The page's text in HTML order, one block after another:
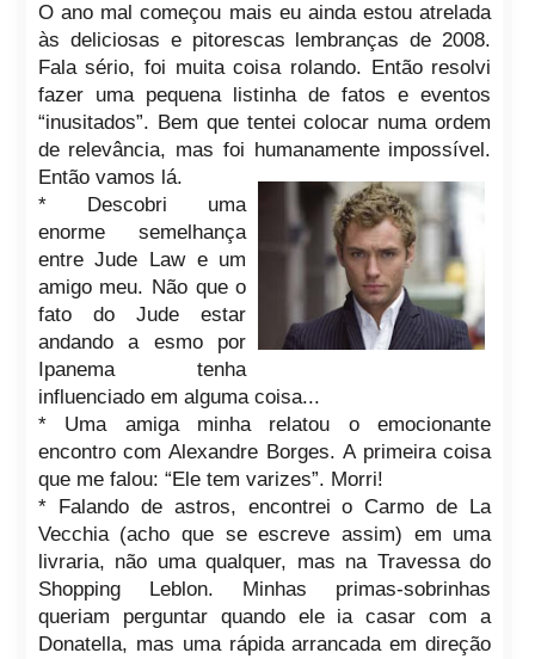
O ano mal começou mais eu ainda estou atrelada
às deliciosas e pitorescas lembranças de 2008.
Fala sério, foi muita coisa rolando. Então resolvi
fazer uma pequena listinha de fatos e eventos
“inusitados”. Bem que tentei colocar numa ordem
de relevância, mas foi humanamente impossível.
Então vamos lá.
* Descobri uma
enorme semelhança
entre Jude Law e um
amigo meu. Não que o
fato do Jude estar
andando a esmo por
Ipanema tenha
influenciado em alguma coisa...
* Uma amiga minha relatou o emocionante
encontro com Alexandre Borges. A primeira coisa
que me falou: “Ele tem varizes”. Morri!
* Falando de astros, encontrei o Carmo de La
Vecchia (acho que se escreve assim) em uma
livraria, não uma qualquer, mas na Travessa do
Shopping Leblon. Minhas primas-sobrinhas
queriam perguntar quando ele ia casar com a
Donatella, mas uma rápida arrancada em direção